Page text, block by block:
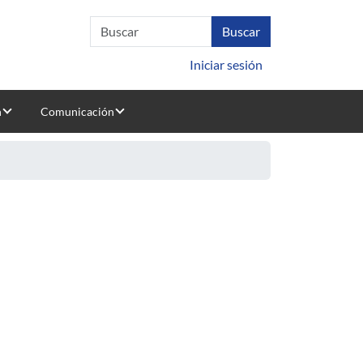
Iniciar sesión
Comunicación
Engineering in the Universidad de la República
of testing techniques: an independent replication
Software Engineering Programs and Related Curricula
courses: A case study in Universidad del Quindío
the PSP: An Empirical Cross Course Comparison
Effort: Eliminating the Programming Learning Effect